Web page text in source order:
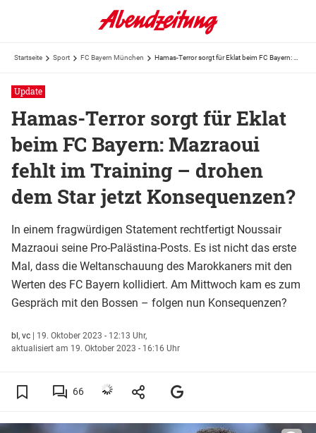
Startseite Sport FC Bayern München
Update
Hamas-Terror sorgt für Eklat
beim FC Bayern: Mazraoui
fehlt im Training – drohen
dem Star jetzt Konsequenzen?
In einem fragwürdigen Statement rechtfertigt Noussair
Mazraoui seine Pro-Palästina-Posts. Es ist nicht das erste
Mal, dass die Weltanschauung des Marokkaners mit den
Werten des FC Bayern kollidiert. Am Mittwoch kam es zum
Gespräch mit den Bossen – folgen nun Konsequenzen?
bl, vc
19. Oktober 2023 - 12:13 Uhr,
aktualisiert am 19. Oktober 2023 - 16:16 Uhr
66